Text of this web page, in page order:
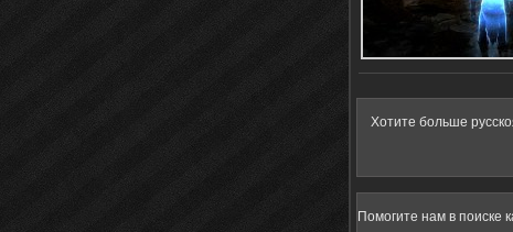
Хотите больше
Помогите нам в поиске